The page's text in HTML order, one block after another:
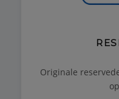
Originale